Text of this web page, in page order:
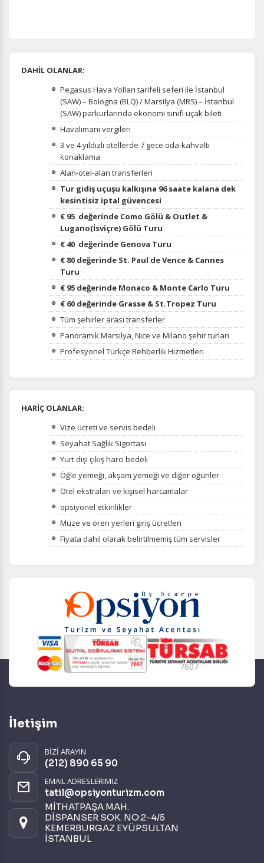
DAHİL OLANLAR:
Pegasus Hava Yolları tarifeli seferi ile İstanbul
(SAW) – Bologna (BLQ) / Marsilya (MRS) – İstanbul
(SAW) parkurlarında ekonomi sınıfı uçak bileti
Havalimanı vergileri
3 ve 4 yıldızlı otellerde 7 gece oda-kahvaltı
konaklama
Alan-otel-alan transferleri
Tur gidiş uçuşu kalkışına 96 saate kalana dek
kesintisiz iptal güvencesi
€ 95 değerinde Como Gölü & Outlet &
Lugano(İsviçre) Gölü Turu
€ 40 değerinde Genova Turu
€ 80 değerinde St. Paul de Vence & Cannes
Turu
€ 95 değerinde Monaco & Monte Carlo Turu
€ 60 değerinde Grasse & St.Tropez Turu
Tüm şehirler arası transferler
Panoramik Marsilya, Nice ve Milano şehir turları
Profesyonel Türkçe Rehberlik Hizmetleri
HARİÇ OLANLAR:
Vize ücreti ve servis bedeli
Seyahat Sağlık Sigortası
Yurt dışı çıkış harcı bedeli
Öğle yemeği, akşam yemeği ve diğer öğünler
Otel ekstraları ve kişisel harcamalar
opsiyonel etkinlikler
Müze ve ören yerleri giriş ücretleri
Fiyata dahil olarak belirtilmemiş tüm servisler
7607
İletişim
BİZİ ARAYIN
(212) 890 65 90
EMAIL ADRESLERIMIZ
tatil@opsiyonturizm.com
MİTHATPAŞA MAH.
DİSPANSER SOK. NO:2-4/5
KEMERBURGAZ EYÜPSULTAN
İSTANBUL